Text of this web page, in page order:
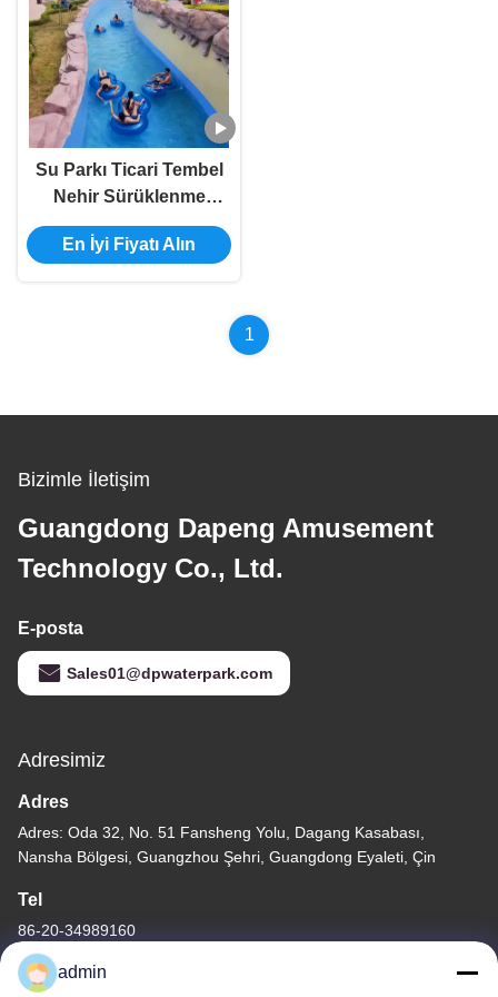
Su Parkı Ticari Tembel
Nehir Sürüklenme
Ekipmanı Su Parkları ve
Tatil Köyleri İçin
En İyi Fiyatı Alın
1
Bizimle İletişim
Guangdong Dapeng Amusement
Technology Co., Ltd.
E-posta
Sales01@dpwaterpark.com
Adresimiz
Adres
Adres: Oda 32, No. 51 Fansheng Yolu, Dagang Kasabası,
Nansha Bölgesi, Guangzhou Şehri, Guangdong Eyaleti, Çin
Tel
86-20-34989160
admin